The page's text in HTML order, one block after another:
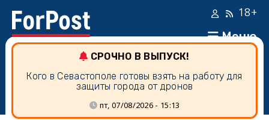
Меню
18+
СРОЧНО В ВЫПУСК!
Кого в Севастополе готовы взять на работу для
защиты города от дронов
пт, 07/08/2026 - 15:13